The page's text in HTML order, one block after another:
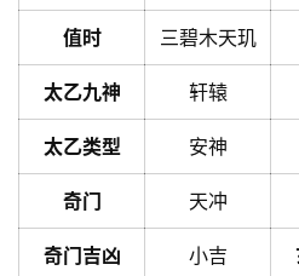
值时 三碧木天玑
太乙九神 轩辕
太乙类型 安神
奇门 天冲
奇门吉凶 小吉